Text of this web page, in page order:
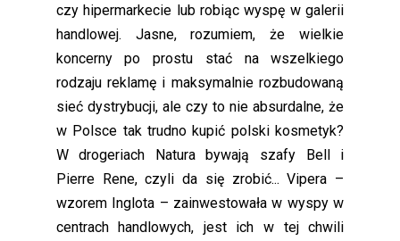
czy hipermarkecie lub robiąc wyspę w galerii
handlowej. Jasne, rozumiem, że wielkie
koncerny po prostu stać na wszelkiego
rodzaju reklamę i maksymalnie rozbudowaną
sieć dystrybucji, ale czy to nie absurdalne, że
w Polsce tak trudno kupić polski kosmetyk?
W drogeriach Natura bywają szafy Bell i
Pierre Rene, czyli da się zrobić... Vipera –
wzorem Inglota – zainwestowała w wyspy w
centrach handlowych, jest ich w tej chwili